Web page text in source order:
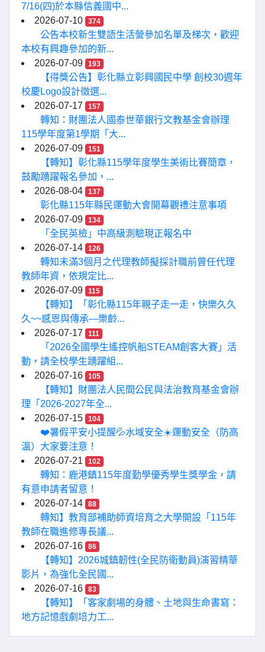
7/16(四)於本縣信義國中...
2026-07-10
374
公告本校新生雙語生活營參加名單及梯次，歡迎
本校有興趣參加的新...
2026-07-09
193
【得獎公告】彰化縣立彰興國民中學 創校30週年
校慶Logo設計徵選...
2026-07-17
157
轉知：財團法人國泰世華銀行文教基金會辦理
115學年度第1學期「大...
2026-07-09
151
【轉知】彰化縣115學年度學生美術比賽簡章，
鼓勵踴躍報名參加，...
2026-08-04
137
彰化縣115年縣民運動大會開幕觀禮注意事項
2026-07-09
134
「全民英檢」中高級測驗現正報名中
2026-07-14
126
轉知未滿3個月之代理教師擬採計職前曾任代理
教師年資，依規定比...
2026-07-09
115
【轉知】「彰化縣115年親子走一走，快樂久久
久~~感恩與傳承—樂齡...
2026-07-17
111
「2026全國學生遙控帆船STEAM創客大賽」活
動，請全校學生踴躍組...
2026-07-16
105
【轉知】財團法人民間公民與法治教育基金會辦
理「2026-2027年全...
2026-07-15
104
❤️暑假平安小提醒💦水域安全☀️運動安全（防高
溫）大家要注意！
2026-07-21
102
轉知：鹿港鎮115年度勤學優秀學生獎學金，請
有意申請者留意！
2026-07-14
88
轉知】教育部補助師資培育之大學開設「115年
教師在職進修專長議...
2026-07-16
86
【轉知】2026城鎮韌性(全民防衛動員)演習精華
影片，為強化全民國...
2026-07-16
83
【轉知】「客家劇場的身體、土地與生命書寫：
地方記憶戲劇培力工...